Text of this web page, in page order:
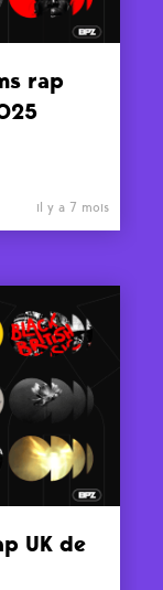
rap
il y a 7 mois
UK de